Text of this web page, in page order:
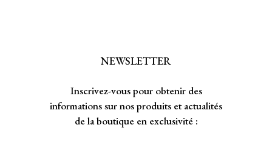
NEWSLETTER
Inscrivez-vous pour obtenir des
informations sur nos produits et actualités
de la boutique en exclusivité :